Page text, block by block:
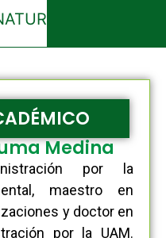
Medina
por la
maestro en
y doctor en
por la UAM.